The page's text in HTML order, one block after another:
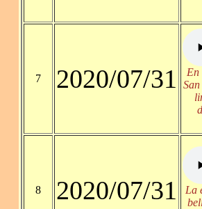
7 2020/07/31
En
8 2020/07/31
La